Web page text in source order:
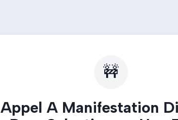
🚧
Appel A Manifestation